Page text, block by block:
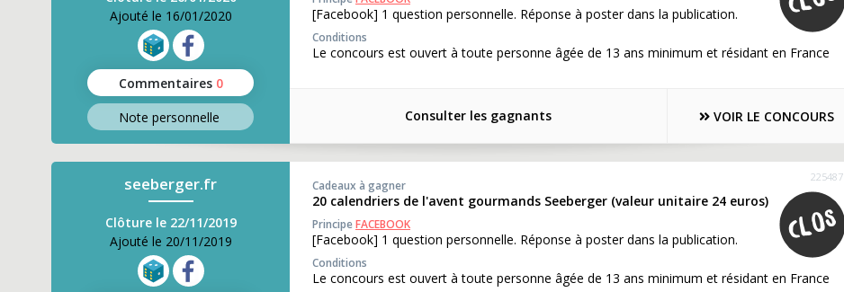
Ajouté le 16/01/2020
Commentaires 0
Note personnelle
[Facebook] 1 question personnelle. Réponse à poster dans la publication.
Conditions
Le concours est ouvert à toute personne âgée de 13 ans minimum et résidant en France
Consulter les gagnants VOIR LE CONCOURS
seeberger.fr
Clôture le 22/11/2019
Ajouté le 20/11/2019
225487
Cadeaux à gagner
20 calendriers de l'avent gourmands Seeberger (valeur unitaire 24 euros)
PrincipeFACEBOOK
[Facebook] 1 question personnelle. Réponse à poster dans la publication.
Conditions
Le concours est ouvert à toute personne âgée de 13 ans minimum et résidant en France